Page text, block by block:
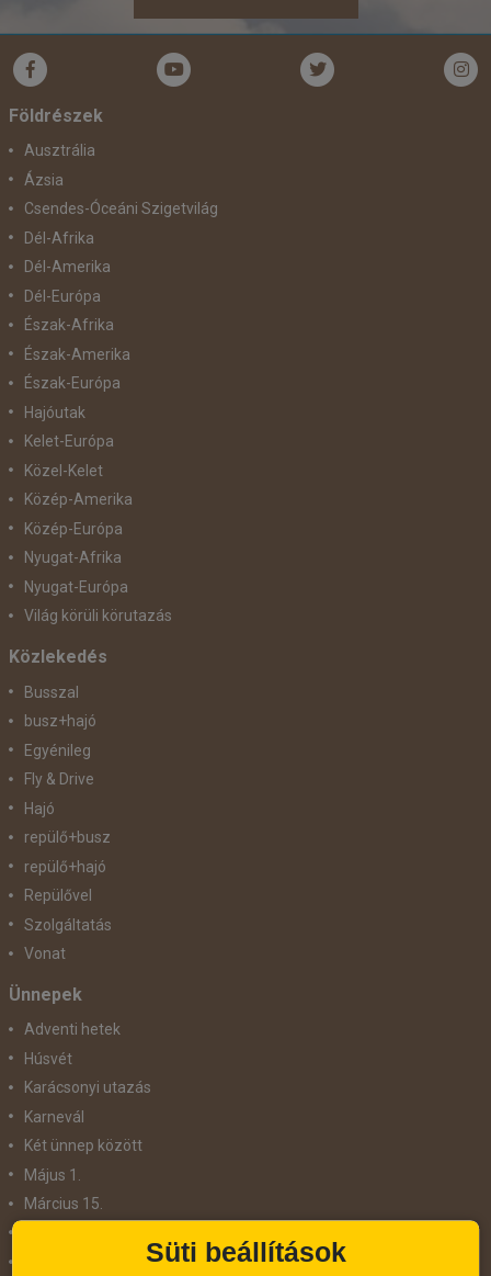
Földrészek
Ausztrália
Ázsia
Csendes-Óceáni Szigetvilág
Dél-Afrika
Dél-Amerika
Dél-Európa
Észak-Afrika
Észak-Amerika
Észak-Európa
Hajóutak
Kelet-Európa
Közel-Kelet
Közép-Amerika
Közép-Európa
Nyugat-Afrika
Nyugat-Európa
Világ körüli körutazás
Közlekedés
Busszal
busz+hajó
Egyénileg
Fly & Drive
Hajó
repülő+busz
repülő+hajó
Repülővel
Szolgáltatás
Vonat
Ünnepek
Adventi hetek
Húsvét
Karácsonyi utazás
Karnevál
Két ünnep között
Május 1.
Március 15.
Süti beállítások